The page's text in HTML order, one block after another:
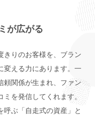
が広がる
きりのお客様を、ブラン
変える力にあります。一
頼関係が生まれ、ファン
ミを発信してくれます。
ぶ「自走式の資産」と